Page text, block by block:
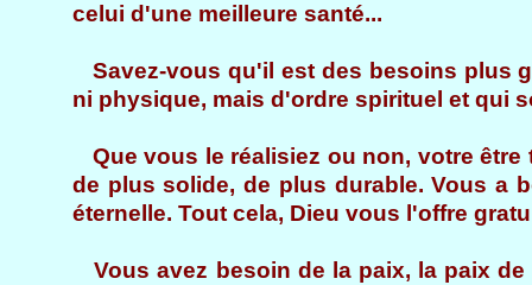
celui d'une meilleure santé...
Savez-vous qu'il est des besoins plus
ni physique, mais d'ordre spirituel et qui
Que vous le réalisiez ou non, votre
de plus solide, de plus durable. Vous a
éternelle. Tout cela, Dieu vous l'offre
Vous avez besoin de la paix, la paix